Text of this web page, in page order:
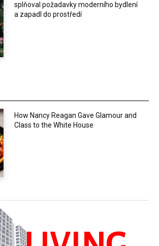
splňoval požadavky moderního bydlení
a zapadl do prostředí
How Nancy Reagan Gave Glamour and
Class to the White House